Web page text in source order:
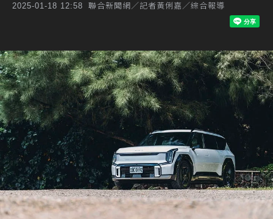
2025-01-18 12:58 聯合新聞網／記者黃俐嘉／綜合報導